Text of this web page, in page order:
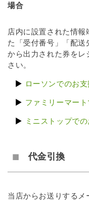
場合
店内に設置された情
た「受付番号」「配
から出力された券を
さい。
ローソンでのお
ファミリーマー
ミニストップで
代金引換
当店からお送りする